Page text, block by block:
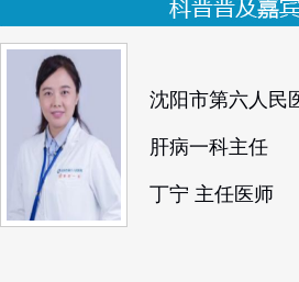
沈阳市第六人民
肝病一科主任
丁宁 主任医师